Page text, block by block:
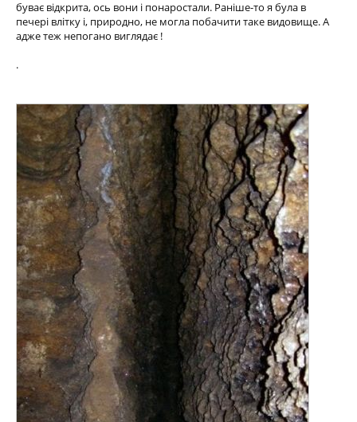
буває відкрита, ось вони і понаростали. Раніше-то я була в
печері влітку і, природно, не могла побачити таке видовище. А
адже теж непогано виглядає !
.